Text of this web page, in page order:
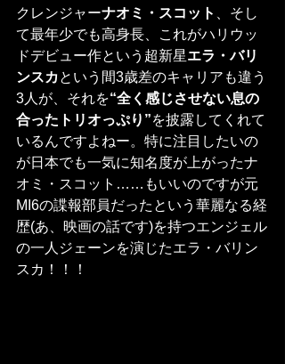
クレンジャーナオミ・スコット
、そし
て最年少でも高身長、これがハリウッ
ドデビュー作という超新星エラ・バリ
ンスカという間3歳差のキャリアも違う
3人が、それを“全く感じさせない息の
合ったトリオっぷり”を披露してくれて
いるんですよねー。特に注目したいの
が日本でも一気に知名度が上がったナ
オミ・スコット……もいいのですが元
MI6の諜報部員だったという華麗なる経
歴(あ、映画の話です)を持つエンジェル
の一人ジェーンを演じたエラ・バリン
スカ！！！